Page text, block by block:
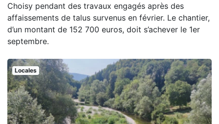
Choisy pendant des travaux engagés après des
affaissements de talus survenus en février. Le chantier,
d’un montant de 152 700 euros, doit s’achever le 1er
septembre.
Locales